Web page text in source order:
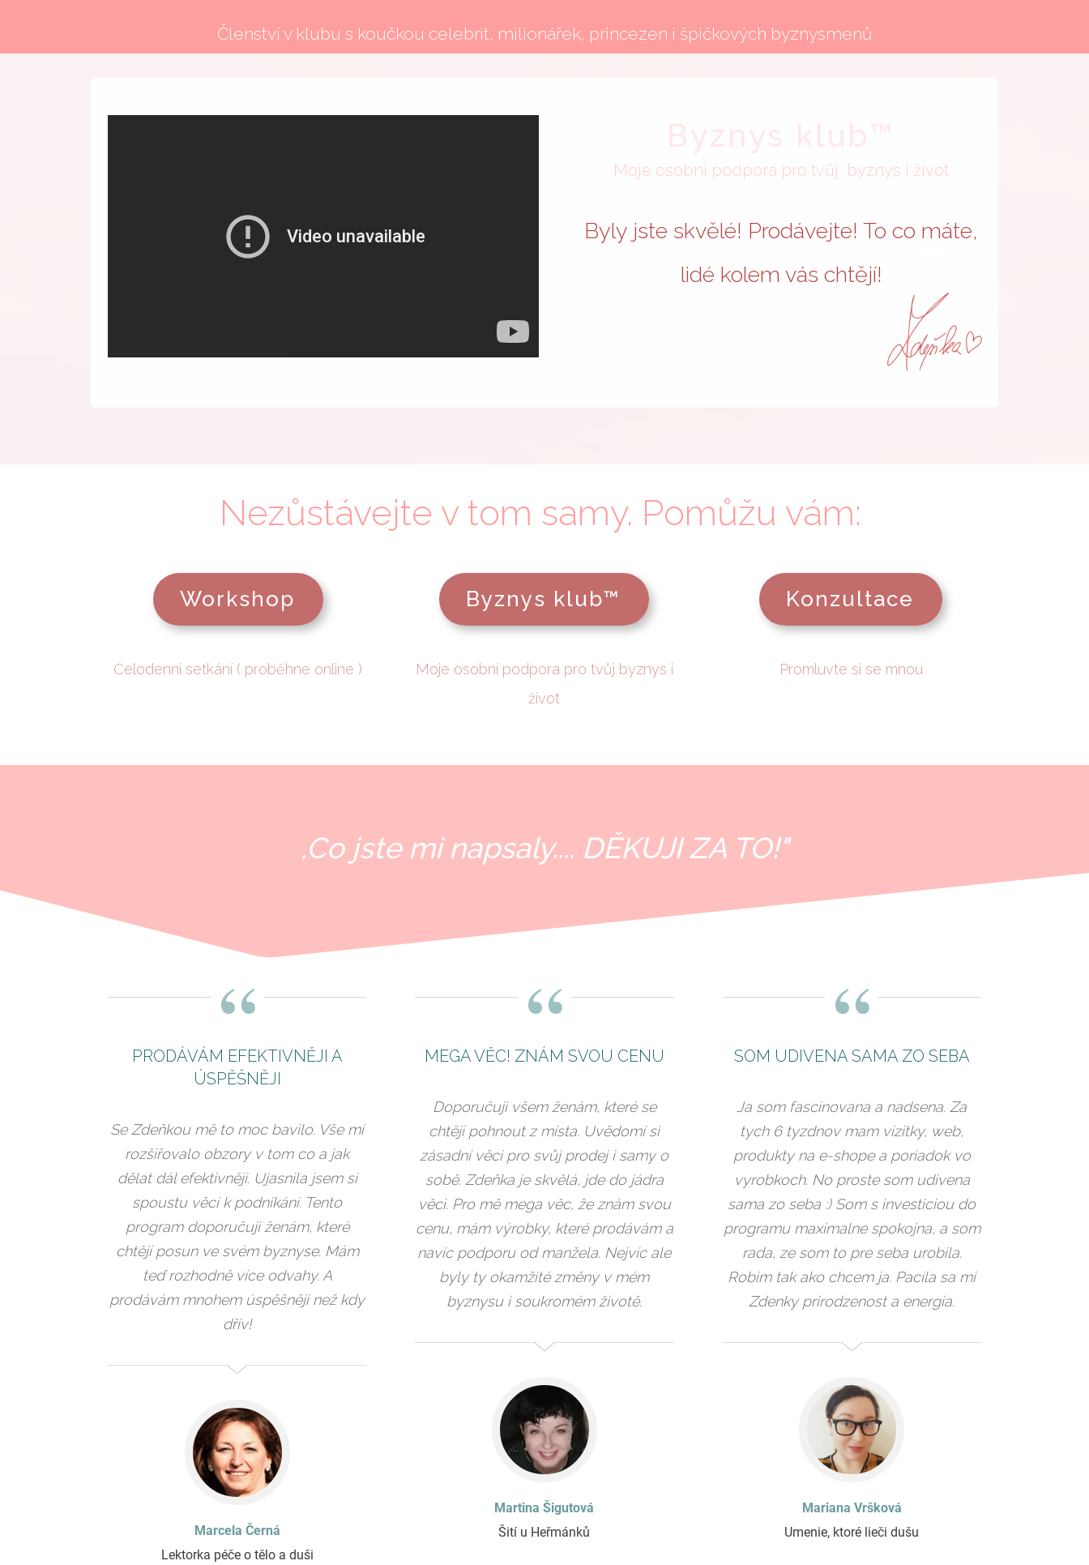
Členství v klubu s koučkou celebrit, milionářek, princezen i špičkových byznysmenů
Moje osobní podpora pro tvůj byznys i život
Byly jste skvělé! Prodávejte! To co máte,
lidé kolem vás chtějí!
Nezůstávejte v tom samy. Pomůžu vám:
Workshop
Celodenní setkání ( proběhne online )
Byznys klub™
Moje osobní podpora pro tvůj byznys i
život
Konzultace
Promluvte si se mnou
,Co jste mi napsaly.... DĚKUJI ZA TO!"
“
PRODÁVÁM EFEKTIVNĚJI A
ÚSPĚŠNĚJI
Se Zdeňkou mě to moc bavilo. Vše mi
rozšiřovalo obzory v tom co a jak
dělat dál efektivněji. Ujasnila jsem si
spoustu věcí k podnikání. Tento
program doporučuji ženám, které
chtějí posun ve svém byznyse. Mám
teď rozhodně více odvahy. A
prodávám mnohem úspěšněji než kdy
dřív!
Marcela Černá
Lektorka péče o tělo a duši
“
MEGA VĚC! ZNÁM SVOU CENU
Doporučuji všem ženám, které se
chtějí pohnout z místa. Uvědomí si
zásadní věci pro svůj prodej i samy o
sobě. Zdeňka je skvělá, jde do jádra
věci. Pro mě mega věc, že znám svou
cenu, mám výrobky, které prodávám a
navíc podporu od manžela. Nejvíc ale
byly ty okamžité změny v mém
byznysu i soukromém životě.
Martina Šigutová
Šití u Heřmánků
“
SOM UDIVENA SAMA ZO SEBA
Ja som fascinovana a nadsena. Za
tych 6 tyzdnov mam vizitky, web,
produkty na e-shope a poriadok vo
vyrobkoch. No proste som udivena
sama zo seba :) Som s investiciou do
programu maximalne spokojna, a som
rada, ze som to pre seba urobila.
Robim tak ako chcem ja. Pacila sa mi
Zdenky prirodzenost a energia.
Mariana Vršková
Umenie, ktoré lieči dušu